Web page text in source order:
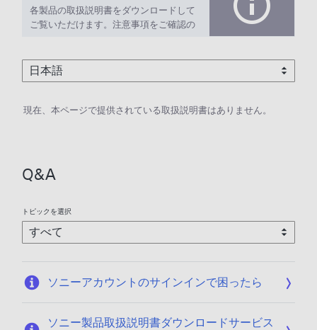
各製品の取扱説明書をダウンロードして
ご覧いただけます。注意事項をご確認の
現在、本ページで提供されている取扱説明書はありません。
Q&A
トピックを選択
ソニーアカウントのサインインで困ったら
ソニー製品取扱説明書ダウンロードサービス